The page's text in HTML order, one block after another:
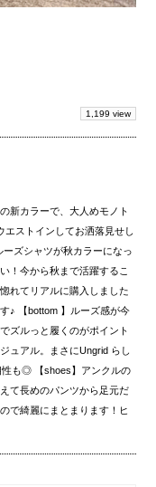
1,199 view
新カラーで、大人めモノト
エストインしてお洒落見せし
ズシャツが秋カラーになっ
！今から秋まで活躍するこ
れてリアルに購入しました
♪ 【bottom 】ルーズ感が今
ズルっと履くのがポイント
ュアル。まさにUngrid らし
性も◎ 【shoes】アンクルの
て長めのパンツから足元だ
で綺麗にまとまります！ヒ